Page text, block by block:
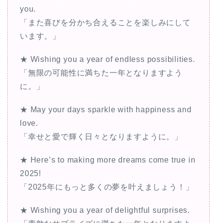
you.
「また喜びを分かち合えることを楽しみにして
います。」
★ Wishing you a year of endless possibilities.
「無限の可能性に満ちた一年となりますよう
に。」
★ May your days sparkle with happiness and
love.
「幸せと愛で輝く日々となりますように。」
★ Here’s to making more dreams come true in
2025!
「2025年にもっと多くの夢を叶えましょう！」
★ Wishing you a year of delightful surprises.